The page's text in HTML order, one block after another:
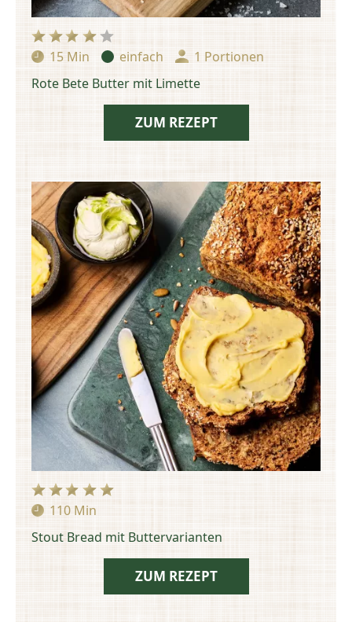
Zubereitungszeit:
15 Min Schwierigkeit:
einfach Portionen:
1 Portionen
Rote Bete Butter mit Limette
ZUM REZEPT
Zubereitungszeit:
110 Min
Stout Bread mit Buttervarianten
ZUM REZEPT